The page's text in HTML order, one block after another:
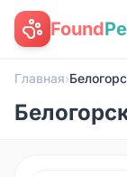
Found
Главная›